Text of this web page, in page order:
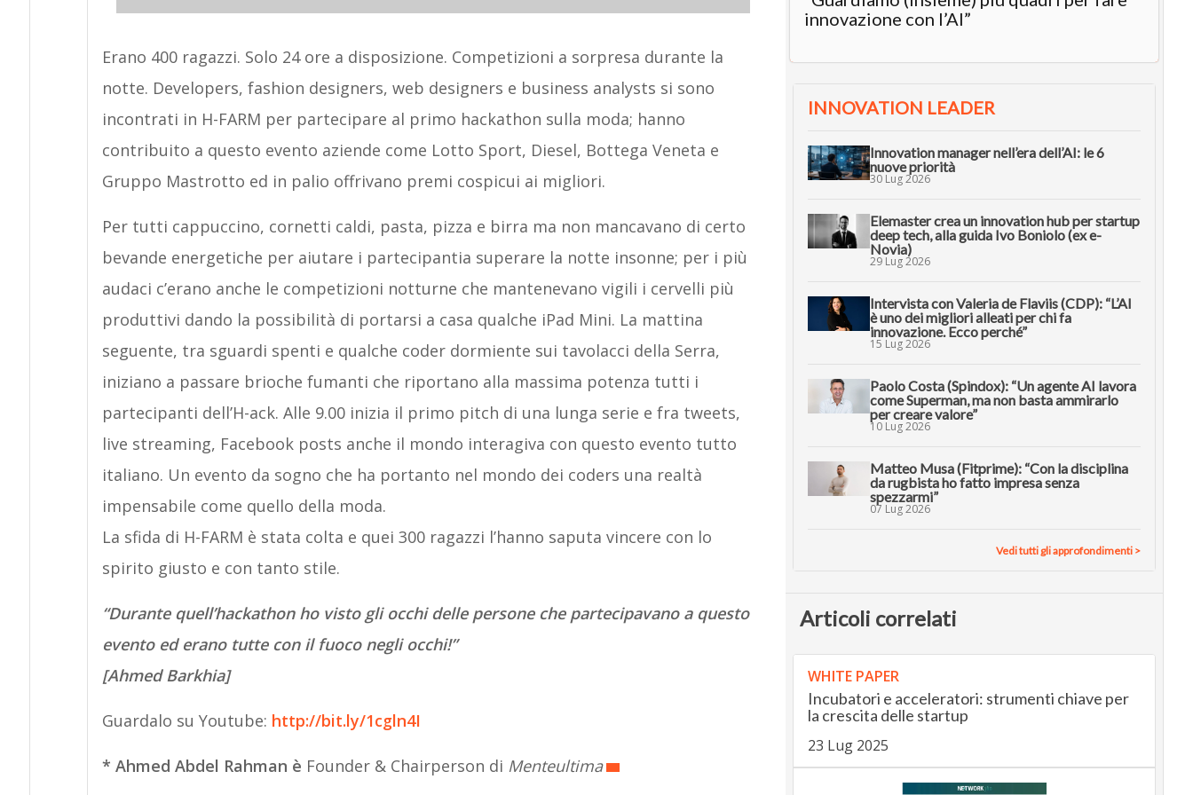
Erano 400 ragazzi. Solo 24 ore a disposizione. Competizioni a sorpresa durante la
notte. Developers, fashion designers, web designers e business analysts si sono
incontrati in H-FARM per partecipare al primo hackathon sulla moda; hanno
contribuito a questo evento aziende come Lotto Sport, Diesel, Bottega Veneta e
Gruppo Mastrotto ed in palio offrivano premi cospicui ai migliori.
Per tutti cappuccino, cornetti caldi, pasta, pizza e birra ma non mancavano di certo
bevande energetiche per aiutare i partecipantia superare la notte insonne; per i più
audaci c’erano anche le competizioni notturne che mantenevano vigili i cervelli più
produttivi dando la possibilità di portarsi a casa qualche iPad Mini. La mattina
seguente, tra sguardi spenti e qualche coder dormiente sui tavolacci della Serra,
iniziano a passare brioche fumanti che riportano alla massima potenza tutti i
partecipanti dell’H-ack. Alle 9.00 inizia il primo pitch di una lunga serie e fra tweets,
live streaming, Facebook posts anche il mondo interagiva con questo evento tutto
italiano. Un evento da sogno che ha portanto nel mondo dei coders una realtà
impensabile come quello della moda.
La sfida di H-FARM è stata colta e quei 300 ragazzi l’hanno saputa vincere con lo
spirito giusto e con tanto stile.
“Durante quell’hackathon ho visto gli occhi delle persone che partecipavano a questo
evento ed erano tutte con il fuoco negli occhi!”
[Ahmed Barkhia]
Guardalo su Youtube: http://bit.ly/1cgln4I
* Ahmed Abdel Rahman è Founder & Chairperson di Menteultima
innovazione con l’AI”
INNOVATION LEADER
Innovation manager nell’era dell’AI: le 6
nuove priorità
30 Lug 2026
Elemaster crea un innovation hub per startup
deep tech, alla guida Ivo Boniolo (ex e-
Novia)
29 Lug 2026
Intervista con Valeria de Flaviis (CDP): “L’AI
è uno dei migliori alleati per chi fa
innovazione. Ecco perché”
15 Lug 2026
Paolo Costa (Spindox): “Un agente AI lavora
come Superman, ma non basta ammirarlo
per creare valore”
10 Lug 2026
Matteo Musa (Fitprime): “Con la disciplina
da rugbista ho fatto impresa senza
spezzarmi”
07 Lug 2026
Vedi tutti gli approfondimenti >
Articoli correlati
WHITE PAPER
Incubatori e acceleratori: strumenti chiave per
la crescita delle startup
23 Lug 2025